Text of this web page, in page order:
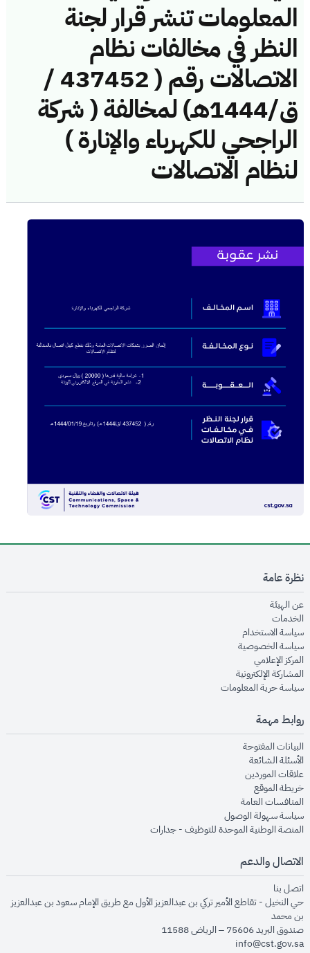
المعلومات تنشر قرار لجنة
النظر في مخالفات نظام
الاتصالات رقم ( 437452 /
ق/1444هـ) لمخالفة ( شركة
الراجحي للكهرباء والإنارة )
لنظام الاتصالات
نظرة عامة
عن الهيئةopens in new window
الخدماتopens in new window
سياسة الاستخدام
سياسة الخصوصيةopens in new window
المركز الإعلاميopens in new window
المشاركة الإلكترونيةopens in new window
سياسة حرية المعلوماتopens in new window
روابط مهمة
البيانات المفتوحةopens in new window
الأسئلة الشائعةopens in new window
علاقات الموردينopens in new window
خريطة الموقعopens in new window
المنافسات العامةopens in new window
سياسة سهولة الوصولopens in new window
المنصة الوطنية الموحدة للتوظيف - جداراتopens in new window
الاتصال والدعم
اتصل بنا
حي النخيل - تقاطع الأمير تركي بن عبدالعزيز الأول مع طريق الإمام سعود بن عبدالعزيز
بن محمد
صندوق البريد 75606 – الرياض 11588
info@cst.gov.sa